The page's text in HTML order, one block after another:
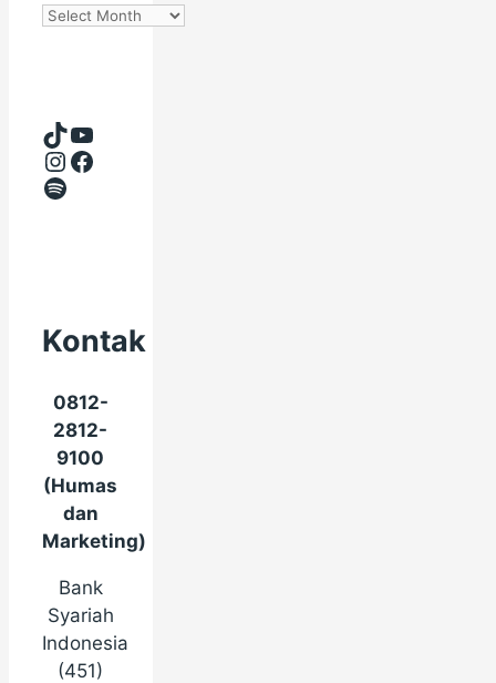
Arsip
TikTok
YouTube
Instagram
Facebook
Spotify
Kontak
0812-
2812-
9100
(Humas
dan
Marketing)
Bank
Syariah
Indonesia
(451)